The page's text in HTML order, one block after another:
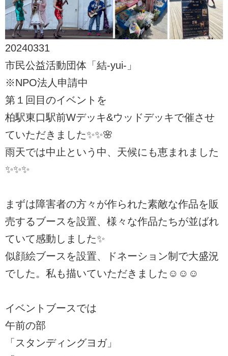
20240331
市民公益活動団体「結-yui-」
※NPO法人申請中
第１回目のイベントを
柏駅東口駅前Wデッキ&ウッドデッキで催させ
ていただきました✨✨️🌸
雨天では中止という中、天候にも恵まれました
✨✨✨
まずは障害者の方々が作られた素敵な作品を販
売するブースを設置、様々な作品たちが並ばれ
ていて感動しました✨
似顔絵ブースを設置、ドネーション制で大盛況
でした。私も描いていただきました☺️☺️☺️
イベントブースでは
午前の部
「スタンディングヨガ」